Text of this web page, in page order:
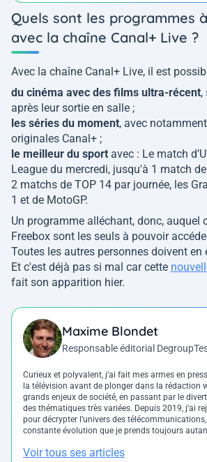
Quels sont les programmes
avec la chaîne Canal+ Live ?
Avec la chaîne Canal+ Live, il est
du cinéma avec des films ultra-récent,
après leur sortie en salle ;
les séries du moment, avec
originales Canal+ ;
le meilleur du sport avec : Le match
League du mercredi, jusqu'à 1 match
2 matchs de TOP 14 par journée, les
1 et de MotoGP.
Un programme alléchant, donc, auquel
Freebox sont les seuls à pouvoir
Toutes les autres personnes doivent en
Et c'est déjà pas si mal car cette
fait son apparition hier.
Maxime Blondet
Responsable éditorial
Curieux et polyvalent, j’ai fait mes armes en
la télévision avant de plonger dans la rédaction
grands enjeux de société, en passant par le
des thématiques très variées. Depuis 2019, j’ai
pour décrypter l’univers des
constante évolution que je prends toujours
Voir tous ses articles